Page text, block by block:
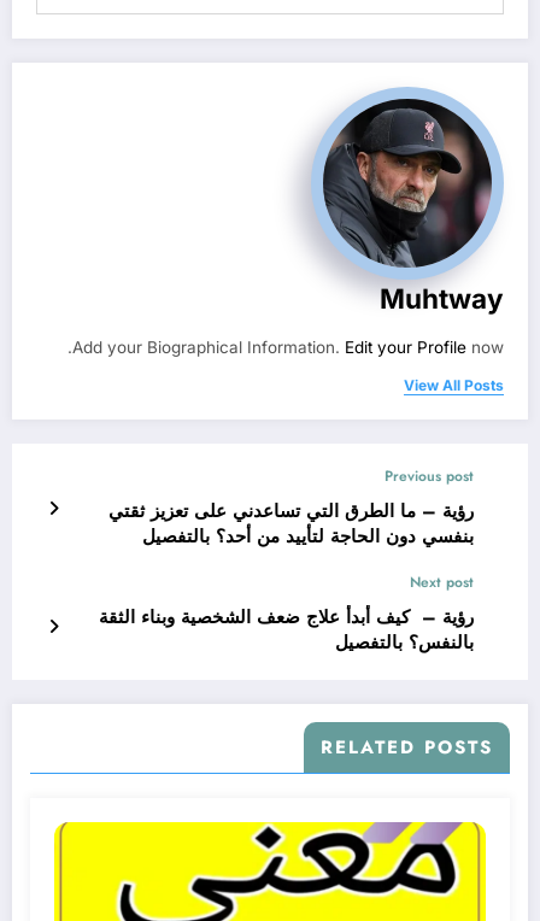
Muhtway
Add your Biographical Information. Edit your Profile now.
View All Posts
Previous post
رؤية – ما الطرق التي تساعدني على تعزيز ثقتي
بنفسي دون الحاجة لتأييد من أحد؟ بالتفصيل
Next post
رؤية – كيف أبدأ علاج ضعف الشخصية وبناء الثقة
بالنفس؟ بالتفصيل
RELATED POSTS